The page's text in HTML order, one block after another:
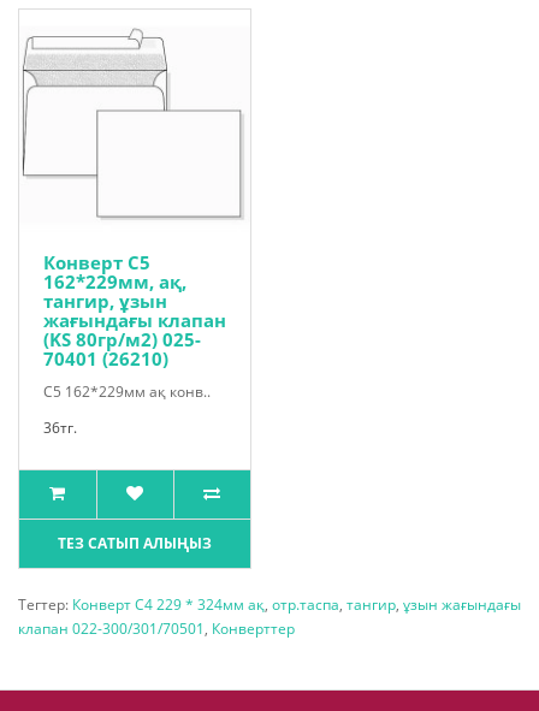
Конверт С5
162*229мм, ақ,
тангир, ұзын
жағындағы клапан
(KS 80гр/м2) 025-
70401 (26210)
С5 162*229мм ақ конв..
36тг.
ТЕЗ САТЫП АЛЫҢЫЗ
Тегтер: Конверт С4 229 * 324мм ақ, отр.таспа, тангир, ұзын жағындағы
клапан 022-300/301/70501, Конверттер